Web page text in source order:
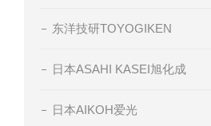
东洋技研TOYOGIKEN
日本ASAHI KASEI旭化成
日本AIKOH爱光